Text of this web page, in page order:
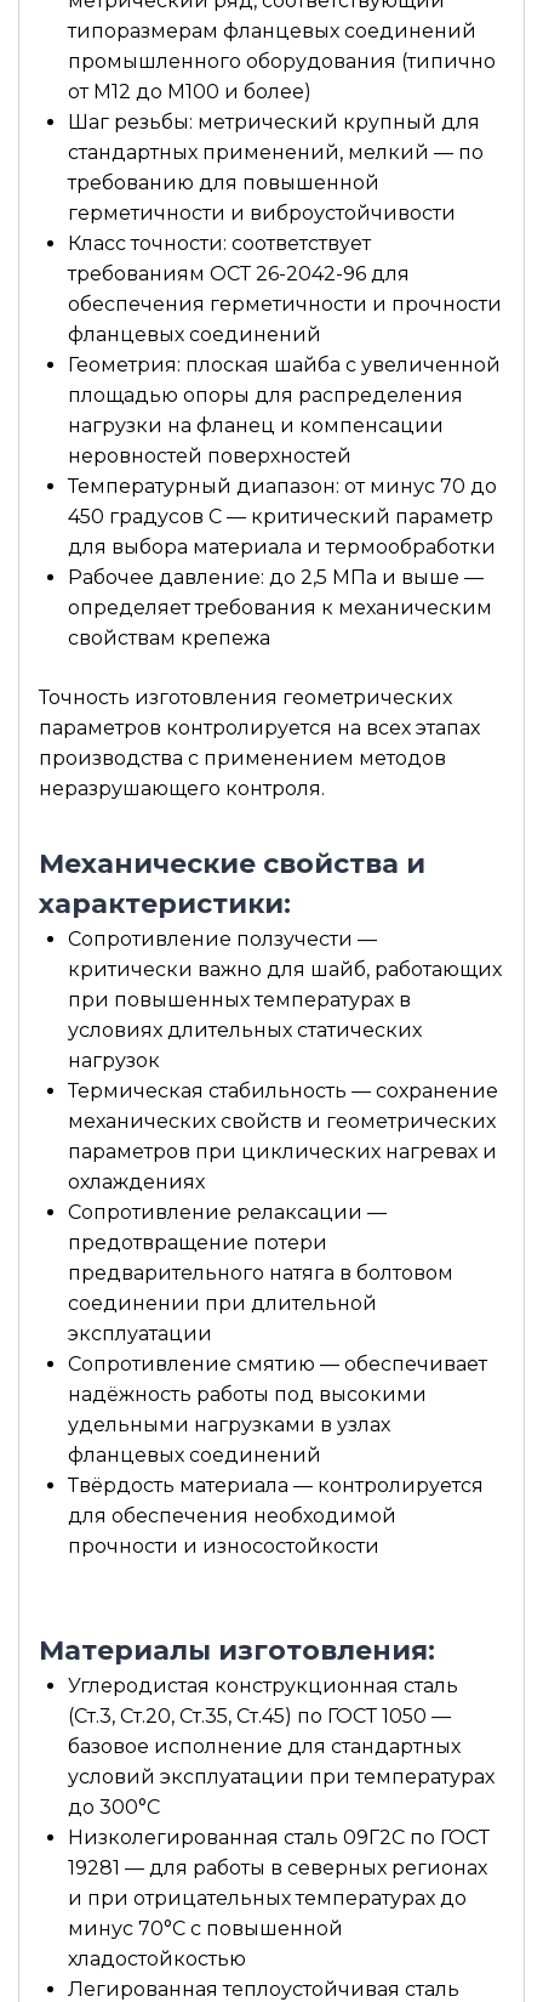
типоразмерам фланцевых соединений
промышленного оборудования (типично
от М12 до М100 и более)
Шаг резьбы: метрический крупный для
стандартных применений, мелкий — по
требованию для повышенной
герметичности и виброустойчивости
Класс точности: соответствует
требованиям ОСТ 26-2042-96 для
обеспечения герметичности и прочности
фланцевых соединений
Геометрия: плоская шайба с увеличенной
площадью опоры для распределения
нагрузки на фланец и компенсации
неровностей поверхностей
Температурный диапазон: от минус 70 до
450 градусов С — критический параметр
для выбора материала и термообработки
Рабочее давление: до 2,5 МПа и выше —
определяет требования к механическим
свойствам крепежа
Точность изготовления геометрических
параметров контролируется на всех этапах
производства с применением методов
неразрушающего контроля.
Механические свойства и
характеристики:
Сопротивление ползучести —
критически важно для шайб, работающих
при повышенных температурах в
условиях длительных статических
нагрузок
Термическая стабильность — сохранение
механических свойств и геометрических
параметров при циклических нагревах и
охлаждениях
Сопротивление релаксации —
предотвращение потери
предварительного натяга в болтовом
соединении при длительной
эксплуатации
Сопротивление смятию — обеспечивает
надёжность работы под высокими
удельными нагрузками в узлах
фланцевых соединений
Твёрдость материала — контролируется
для обеспечения необходимой
прочности и износостойкости
Материалы изготовления:
Углеродистая конструкционная сталь
(Ст.3, Ст.20, Ст.35, Ст.45) по ГОСТ 1050 —
базовое исполнение для стандартных
условий эксплуатации при температурах
до 300°С
Низколегированная сталь 09Г2С по ГОСТ
19281 — для работы в северных регионах
и при отрицательных температурах до
минус 70°С с повышенной
хладостойкостью
Легированная теплоустойчивая сталь